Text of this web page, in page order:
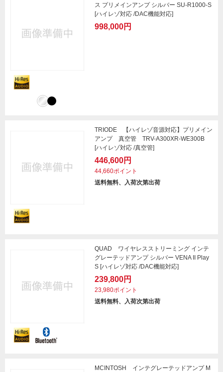
ス プリメインアンプ シルバー SU-R1000-S
[ハイレゾ対応 /DAC機能対応]
998,000円
TRIODE 【ハイレゾ音源対応】プリメイン
アンプ 真空管 TRV-A300XR-WE300B
[ハイレゾ対応 /真空管]
446,600円
44,660ポイント
送料無料、入荷次第出荷
QUAD ワイヤレスストリーミング インテ
グレーテッドアンプ シルバー VENA II Play
S [ハイレゾ対応 /DAC機能対応]
239,800円
23,980ポイント
送料無料、入荷次第出荷
MCINTOSH インテグレーテッドアンプ M